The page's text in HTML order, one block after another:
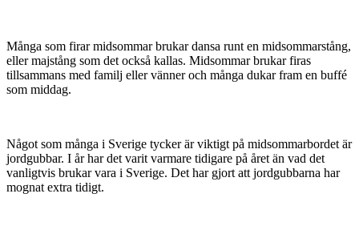
Många som firar midsommar brukar dansa runt en midsommarstång,
eller majstång som det också kallas. Midsommar brukar firas
tillsammans med familj eller vänner och många dukar fram en buffé
som middag.
Något som många i Sverige tycker är viktigt på midsommarbordet är
jordgubbar. I år har det varit varmare tidigare på året än vad det
vanligtvis brukar vara i Sverige. Det har gjort att jordgubbarna har
mognat extra tidigt.